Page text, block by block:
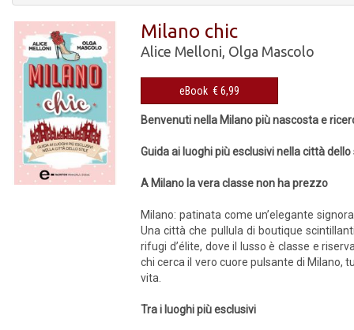
Milano chic
Alice Melloni Olga Mascolo
eBook € 6,99
Benvenuti nella Milano più nascosta e
Guida ai luoghi più esclusivi nella città dello
A Milano la vera classe non ha prezzo
Milano: patinata come un’elegante
Una città che pullula di boutique
rifugi d’élite, dove il lusso è classe e
chi cerca il vero cuore pulsante di Milano,
vita.
Tra i luoghi più esclusivi